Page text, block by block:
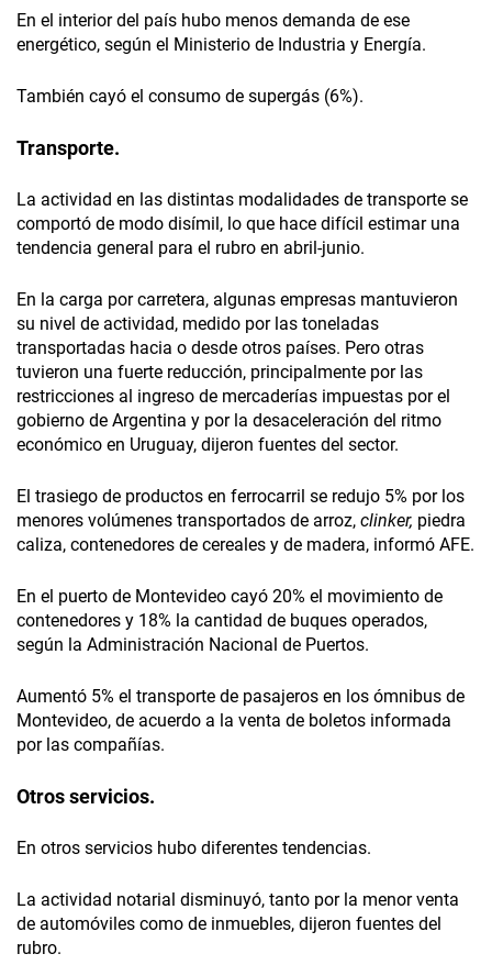
En el interior del país hubo menos demanda de ese
energético, según el Ministerio de Industria y Energía.
También cayó el consumo de supergás (6%).
Transporte.
La actividad en las distintas modalidades de transporte se
comportó de modo disímil, lo que hace difícil estimar una
tendencia general para el rubro en abril-junio.
En la carga por carretera, algunas empresas mantuvieron
su nivel de actividad, medido por las toneladas
transportadas hacia o desde otros países. Pero otras
tuvieron una fuerte reducción, principalmente por las
restricciones al ingreso de mercaderías impuestas por el
gobierno de Argentina y por la desaceleración del ritmo
económico en Uruguay, dijeron fuentes del sector.
El trasiego de productos en ferrocarril se redujo 5% por los
menores volúmenes transportados de arroz, clinker, piedra
caliza, contenedores de cereales y de madera, informó AFE.
En el puerto de Montevideo cayó 20% el movimiento de
contenedores y 18% la cantidad de buques operados,
según la Administración Nacional de Puertos.
Aumentó 5% el transporte de pasajeros en los ómnibus de
Montevideo, de acuerdo a la venta de boletos informada
por las compañías.
Otros servicios.
En otros servicios hubo diferentes tendencias.
La actividad notarial disminuyó, tanto por la menor venta
de automóviles como de inmuebles, dijeron fuentes del
rubro.